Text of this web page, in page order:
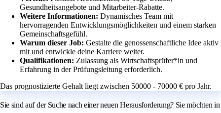
Gesundheitsangebote und Mitarbeiter-Rabatte.
Weitere Informationen: Dynamisches Team mit
hervorragenden Entwicklungsmöglichkeiten und einem starken
Gemeinschaftsgefühl.
Warum dieser Job: Gestalte die genossenschaftliche Idee aktiv
mit und entwickle deine Karriere weiter.
Qualifikationen: Zulassung als Wirtschaftsprüfer*in und
Erfahrung in der Prüfungsleitung erforderlich.
Das prognostizierte Gehalt liegt zwischen 50000 - 70000 € pro Jahr.
Sie sind auf der Suche nach einer neuen Herausforderung? Sie möchten in